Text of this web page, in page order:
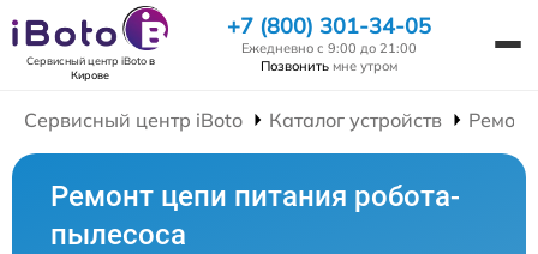
Сервисный центр iBotoв
Кирове
+7 (800) 301-34-05
Ежедневно с 9:00 до 21:00
Позвонить мне утром
Сервисный центр iBoto Каталог устройств
Ремонт цепи питания робота-
пылесоса